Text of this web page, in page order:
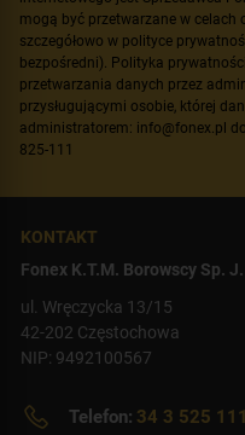
mogą być przetwarzane w
szczegółowo w polityce
bezpośredni). Polityka
przetwarzania danych przez
przysługującymi osobie, której
administratorem: info@fonex.pl
825-111
KONTAKT
Fonex K.T.M. Borowscy Sp. J.
ul. Wręczycka 13/15
42-202 Częstochowa
NIP: 9492100567
Telefon: 34 3 525 111